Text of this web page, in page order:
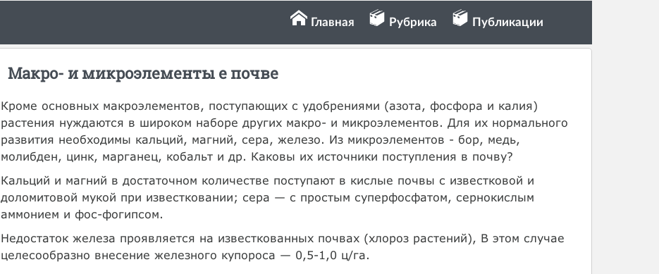
Главная Рубрика Публикации
Макро- и микроэлементы е почве
Кроме основных макроэлементов, поступающих с удобрениями (азота, фосфора и калия)
растения нуждаются в широком наборе других макро- и микроэлементов. Для их нормального
развития необходимы кальций, магний, сера, железо. Из микроэлементов - бор, медь,
молибден, цинк, марганец, кобальт и др. Каковы их источники поступления в почву?
Кальций и магний в достаточном количестве поступают в кислые почвы с известковой и
доломитовой мукой при известковании; сера — с простым суперфосфатом, сернокислым
аммонием и фос-фогипсом.
Недостаток железа проявляется на известкованных почвах (хлороз растений), В этом случае
целесообразно внесение железного купороса — 0,5-1,0 ц/га.